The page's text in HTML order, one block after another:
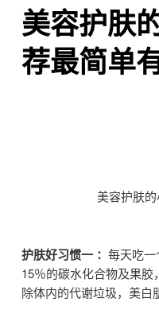
美容护肤
荐最简单
美容护肤
护肤好习惯一 ： 每天吃
15％的碳水化合物及果
除体内的代谢垃圾，美白